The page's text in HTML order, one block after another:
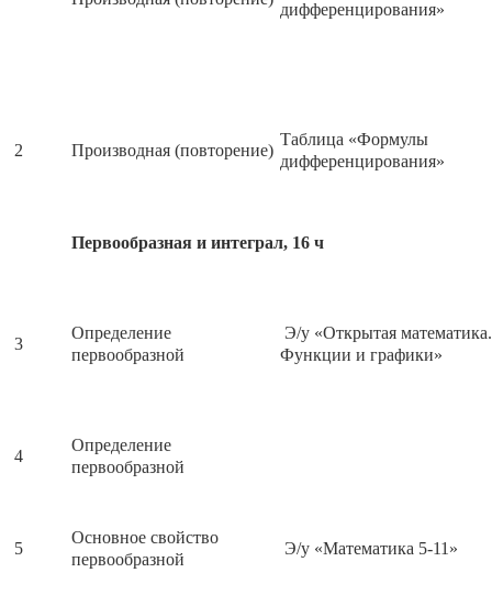
дифференцирования»
2 Производная (повторение)
Таблица «Формулы
дифференцирования»
Первообразная и интеграл, 16 ч
3
Определение
первообразной
Э/у «Открытая математика.
Функции и графики»
4
Определение
первообразной
5
Основное свойство
первообразной
Э/у «Математика 5-11»